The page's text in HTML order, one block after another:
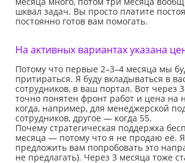
шквал задач. Вы просто платите
постоянно готов вам помогать.
На активных вариантах указана
Потому что первые 2–3–4 месяца мы
притираться. Я буду вкладываться в
сотрудников, в ваш портал. Вот через
точно понятен фронт работ и цена на
когда, например, для менеджерской
сотрудников, другое — когда 55.
Почему стратегическая поддержка
месяца — потому что я не продаю её.
предложить вам попробовать это
не предлагать). Через 3 месяца тоже